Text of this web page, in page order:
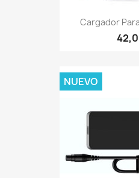
Cargador
NUEVO